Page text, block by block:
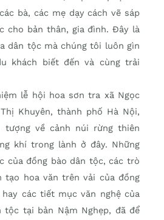
bà, các mẹ dạy cách vẽ sáp
cho bản thân, gia đình. Đây là
dân tộc mà chúng tôi luôn gìn
khách biết đến và cùng trải
lễ hội hoa sơn tra xã Ngọc
Khuyên, thành phố Hà Nội,
tượng về cảnh núi rừng thiên
khí trong lành ở đây. Những
của đồng bào dân tộc, các trò
tạo hoa văn trên vải của đồng
các tiết mục văn nghệ của
tộc tại bản Nậm Nghẹp, đã để